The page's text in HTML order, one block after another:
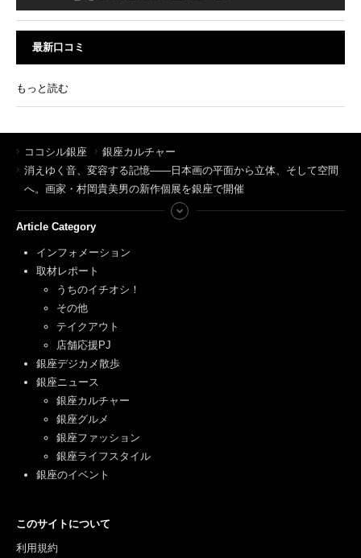
最新口コミ
もっと読む
ココシル銀座
銀座カルチャー
消えゆく音、変容する記憶――日本画の平面から立体、そして空間
へ。画家・村岡貴美男の新作個展を銀座で開催
Article Category
インフォメーション
取材レポート
うちのイチオシ！
その他
テイクアウト
店舗応援PJ
銀座デジカメ散歩
銀座ニュース
銀座カルチャー
銀座グルメ
銀座ファッション
銀座ライフスタイル
銀座のイベント
このサイトについて
利用規約